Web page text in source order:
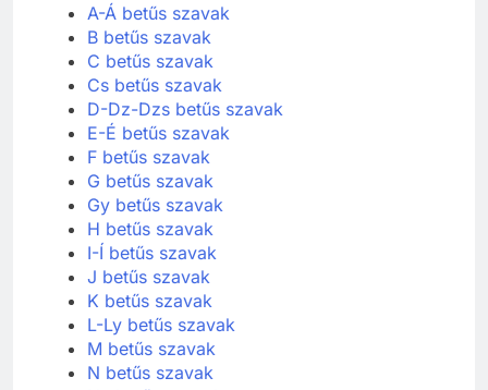
A-Á betűs szavak
B betűs szavak
C betűs szavak
Cs betűs szavak
D-Dz-Dzs betűs szavak
E-É betűs szavak
F betűs szavak
G betűs szavak
Gy betűs szavak
H betűs szavak
I-Í betűs szavak
J betűs szavak
K betűs szavak
L-Ly betűs szavak
M betűs szavak
N betűs szavak